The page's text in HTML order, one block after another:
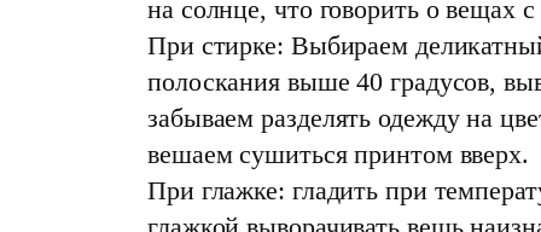
на солнце, что говорить о вещах
При стирке: Выбираем
полоскания выше 40 градусов,
забываем разделять одежду на
вешаем сушиться принтом вверх.
При глажке: гладить при